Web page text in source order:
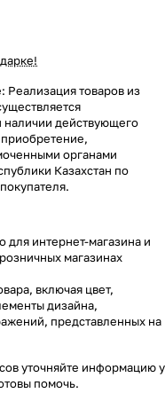
Реализация товаров из
наличии действующего
органами
Казахстан по
для интернет-магазина и
магазинах
включая цвет,
дизайна,
представленных на
уточняйте информацию у
помочь.